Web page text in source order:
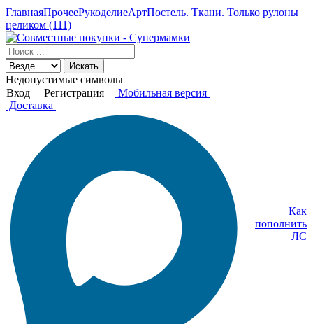
ГлавнаяПрочееРукоделиеАртПостель. Ткани. Только рулоны
целиком (111)
Искать
Недопустимые символы
Вход
Регистрация
Мобильная версия
Доставка
Как
пополнить
ЛС